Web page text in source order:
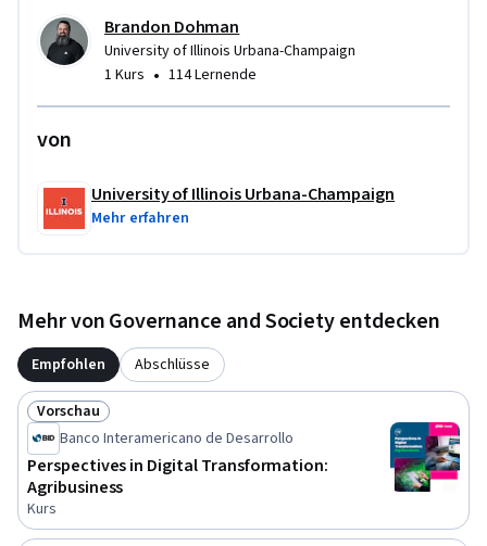
Brandon Dohman
University of Illinois Urbana-Champaign
1 Kurs • 114 Lernende
von
University of Illinois Urbana-Champaign
Mehr erfahren
Mehr von Governance and Society entdecken
Empfohlen Abschlüsse
Status: Vorschau
Vorschau
Banco Interamericano de Desarrollo
Perspectives in Digital Transformation:
Agribusiness
Kurs